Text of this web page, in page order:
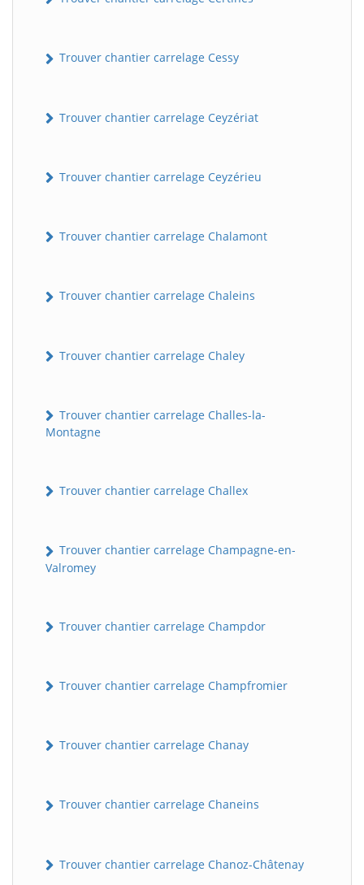
Trouver chantier carrelage Cessy
Trouver chantier carrelage Ceyzériat
Trouver chantier carrelage Ceyzérieu
Trouver chantier carrelage Chalamont
Trouver chantier carrelage Chaleins
Trouver chantier carrelage Chaley
Trouver chantier carrelage Challes-la-
Montagne
Trouver chantier carrelage Challex
Trouver chantier carrelage Champagne-en-
Valromey
Trouver chantier carrelage Champdor
Trouver chantier carrelage Champfromier
Trouver chantier carrelage Chanay
Trouver chantier carrelage Chaneins
Trouver chantier carrelage Chanoz-Châtenay